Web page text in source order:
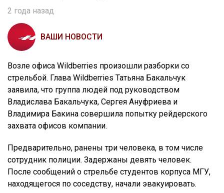
2 года назад
ВАШИ НОВОСТИ
Возле офиса Wildberries произошли разборки со
стрельбой. Глава Wildberries Татьяна Бакальчук
заявила, что группа людей под руководством
Владислава Бакальчука, Сергея Ануфриева и
Владимира Бакина совершила попытку рейдерского
захвата офисов компании.
Предварительно, ранены три человека, в том числе
сотрудник полиции. Задержаны девять человек.
После сообщений о стрельбе студентов корпуса МГУ,
находящегося по соседству, начали эвакуировать.